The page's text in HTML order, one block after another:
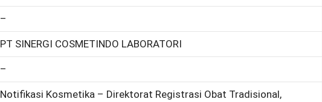
–
PT SINERGI COSMETINDO LABORATORI
–
Notifikasi Kosmetika – Direktorat Registrasi Obat Tradisional,